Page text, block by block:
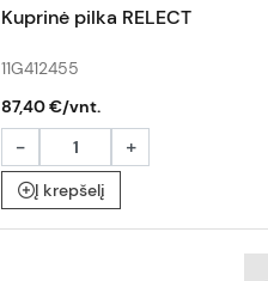
Kuprinė pilka RELECT
11G412455
87,40 €/vnt.
- +
Į krepšelį